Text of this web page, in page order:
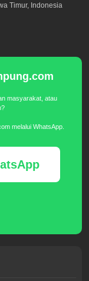
Timur, Indonesia
masyarakat, atau
melalui WhatsApp.